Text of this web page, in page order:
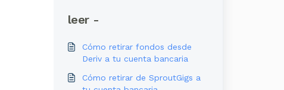
leer -
Cómo retirar fondos desde
Deriv a tu cuenta bancaria
Cómo retirar de SproutGigs a